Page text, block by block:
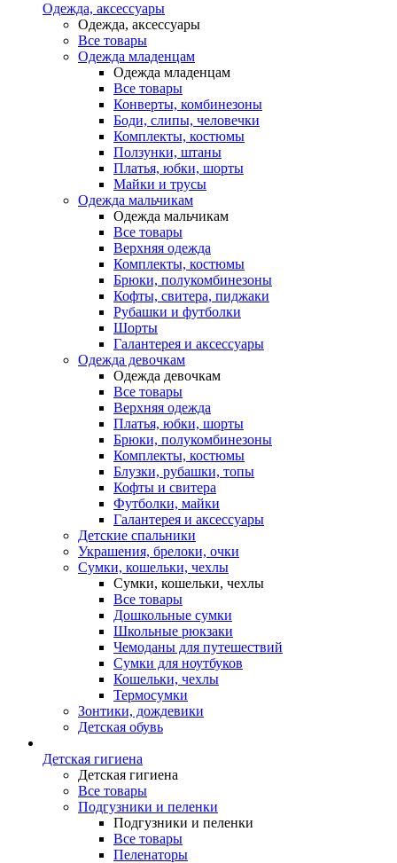
Одежда, аксессуары
Одежда, аксессуары
Все товары
Одежда младенцам
Одежда младенцам
Все товары
Конверты, комбинезоны
Боди, слипы, человечки
Комплекты, костюмы
Ползунки, штаны
Платья, юбки, шорты
Майки и трусы
Одежда мальчикам
Одежда мальчикам
Все товары
Верхняя одежда
Комплекты, костюмы
Брюки, полукомбинезоны
Кофты, свитера, пиджаки
Рубашки и футболки
Шорты
Галантерея и аксессуары
Одежда девочкам
Одежда девочкам
Все товары
Верхняя одежда
Платья, юбки, шорты
Брюки, полукомбинезоны
Комплекты, костюмы
Блузки, рубашки, топы
Кофты и свитера
Футболки, майки
Галантерея и аксессуары
Детские спальники
Украшения, брелоки, очки
Сумки, кошельки, чехлы
Сумки, кошельки, чехлы
Все товары
Дошкольные сумки
Школьные рюкзаки
Чемоданы для путешествий
Сумки для ноутбуков
Кошельки, чехлы
Термосумки
Зонтики, дождевики
Детская обувь
Детская гигиена
Детская гигиена
Все товары
Подгузники и пеленки
Подгузники и пеленки
Все товары
Пеленаторы